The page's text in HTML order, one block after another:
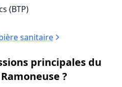
(BTP)
sanitaire
principales du
?